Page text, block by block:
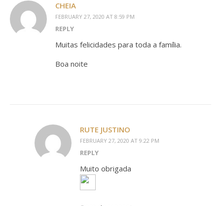
CHEIA
FEBRUARY 27, 2020 AT 8:59 PM
REPLY
Muitas felicidades para toda a família.
Boa noite
RUTE JUSTINO
FEBRUARY 27, 2020 AT 9:22 PM
REPLY
Muito obrigada